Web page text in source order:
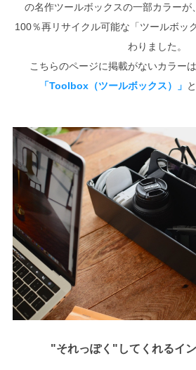
の名作ツールボックスの一部カラーが
100％再リサイクル可能な「ツールボッ
わりました。
こちらのページに掲載がないカラー
「Toolbox（ツールボックス）」
"それっぽく"してくれるイ